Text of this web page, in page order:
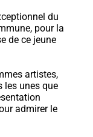
du
pour la
de ce jeune
artistes,
les unes que
admirer le